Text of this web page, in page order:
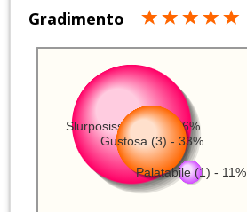
Gradimento
Slurposissima (5) - 56%
Gustosa (3) - 33%
Palatabile (1) - 11%